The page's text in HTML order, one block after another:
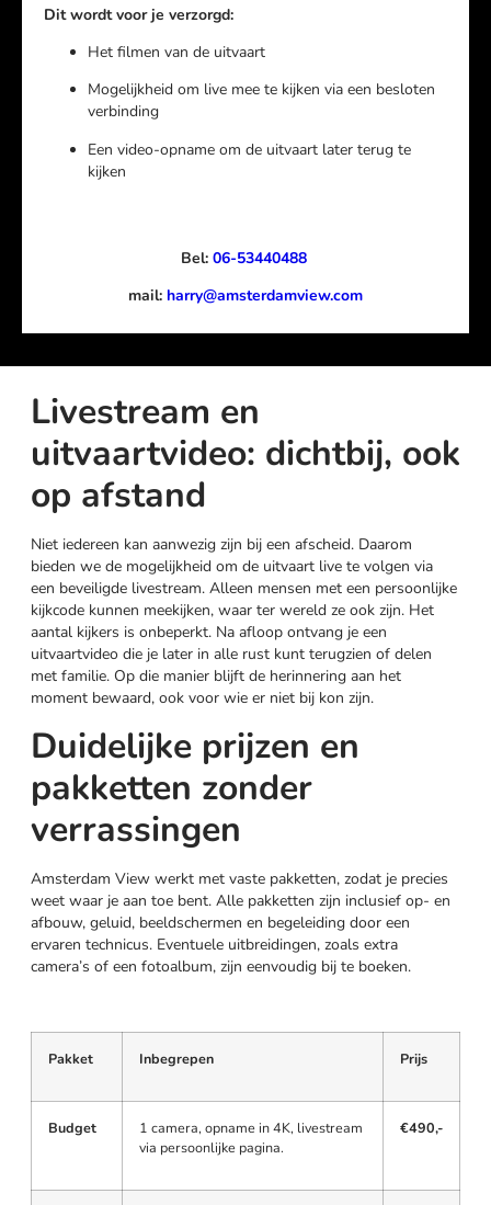
Dit wordt voor je verzorgd:
Het filmen van de uitvaart
Mogelijkheid om live mee te kijken via een besloten
verbinding
Een video-opname om de uitvaart later terug te
kijken
Bel: 06-53440488
mail: harry@amsterdamview.com
Livestream en
uitvaartvideo: dichtbij, ook
op afstand
Niet iedereen kan aanwezig zijn bij een afscheid. Daarom
bieden we de mogelijkheid om de uitvaart live te volgen via
een beveiligde livestream. Alleen mensen met een persoonlijke
kijkcode kunnen meekijken, waar ter wereld ze ook zijn. Het
aantal kijkers is onbeperkt. Na afloop ontvang je een
uitvaartvideo die je later in alle rust kunt terugzien of delen
met familie. Op die manier blijft de herinnering aan het
moment bewaard, ook voor wie er niet bij kon zijn.
Duidelijke prijzen en
pakketten zonder
verrassingen
Amsterdam View werkt met vaste pakketten, zodat je precies
weet waar je aan toe bent. Alle pakketten zijn inclusief op- en
afbouw, geluid, beeldschermen en begeleiding door een
ervaren technicus. Eventuele uitbreidingen, zoals extra
camera’s of een fotoalbum, zijn eenvoudig bij te boeken.
Pakket Inbegrepen Prijs
Budget
1 camera, opname in 4K, livestream
via persoonlijke pagina.
€490,-